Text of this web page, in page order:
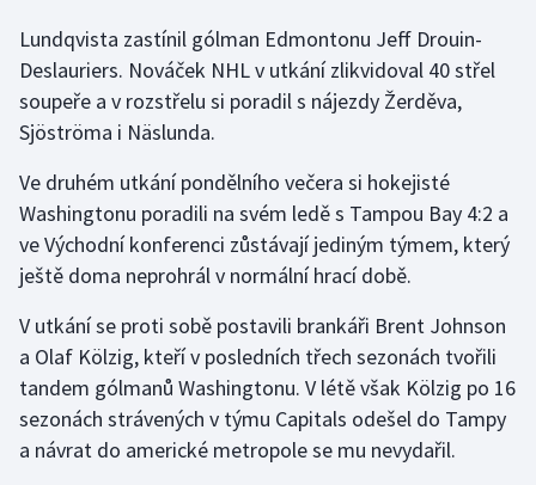
Dostihy
Florbal
Futsal
Golf
Gymnastika
Jezdectví
Judo
Lundqvista zastínil gólman Edmontonu Jeff Drouin-
Deslauriers. Nováček NHL v utkání zlikvidoval 40 střel
soupeře a v rozstřelu si poradil s nájezdy Žerděva,
Sjöströma i Näslunda.
Ve druhém utkání pondělního večera si hokejisté
Washingtonu poradili na svém ledě s Tampou Bay 4:2 a
ve Východní konferenci zůstávají jediným týmem, který
ještě doma neprohrál v normální hrací době.
V utkání se proti sobě postavili brankáři Brent Johnson
a Olaf Kölzig, kteří v posledních třech sezonách tvořili
tandem gólmanů Washingtonu. V létě však Kölzig po 16
sezonách strávených v týmu Capitals odešel do Tampy
a návrat do americké metropole se mu nevydařil.